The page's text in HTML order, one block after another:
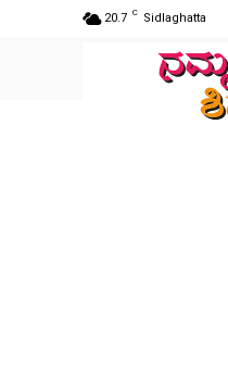
20.7 C Sidlaghatta